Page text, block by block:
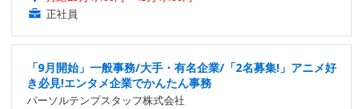
正社員
「9月開始」一般事務/大手・有名企業/「2名募集!」アニメ好
き必見!エンタメ企業でかんたん事務
パーソルテンプスタッフ株式会社